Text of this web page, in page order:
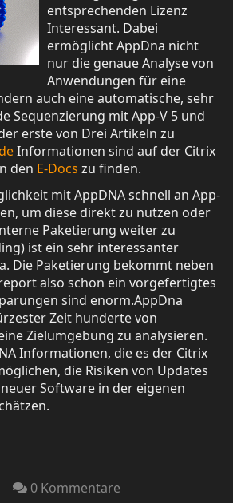
entsprechenden Lizenz
Interessant. Dabei
ermöglicht AppDna nicht
nur die genaue Analyse von
Anwendungen für eine
auch eine automatische, sehr
Sequenzierung mit App-V 5 und
erste von Drei Artikeln zu
Informationen sind auf der Citrix
den E-Docs zu finden.
mit AppDNA schnell an App-
um diese direkt zu nutzen oder
Paketierung weiter zu
ist ein sehr interessanter
Die Paketierung bekommt neben
also schon ein vorgefertigtes
sind enorm.AppDna
Zeit hunderte von
Zielumgebung zu analysieren.
Informationen, die es der Citrix
die Risiken von Updates
Software in der eigenen
0 Kommentare